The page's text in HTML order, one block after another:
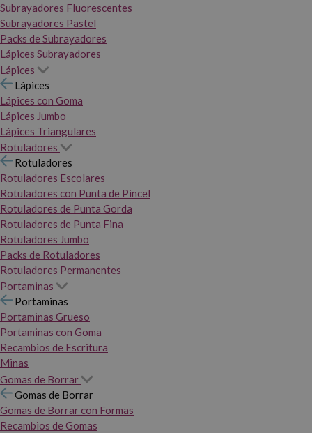
Subrayadores Fluorescentes
Subrayadores Pastel
Packs de Subrayadores
Lápices Subrayadores
Lápices
Lápices
Lápices con Goma
Lápices Jumbo
Lápices Triangulares
Rotuladores
Rotuladores
Rotuladores Escolares
Rotuladores con Punta de Pincel
Rotuladores de Punta Gorda
Rotuladores de Punta Fina
Rotuladores Jumbo
Packs de Rotuladores
Rotuladores Permanentes
Portaminas
Portaminas
Portaminas Grueso
Portaminas con Goma
Recambios de Escritura
Minas
Gomas de Borrar
Gomas de Borrar
Gomas de Borrar con Formas
Recambios de Gomas